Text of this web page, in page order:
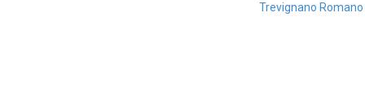
Trevignano